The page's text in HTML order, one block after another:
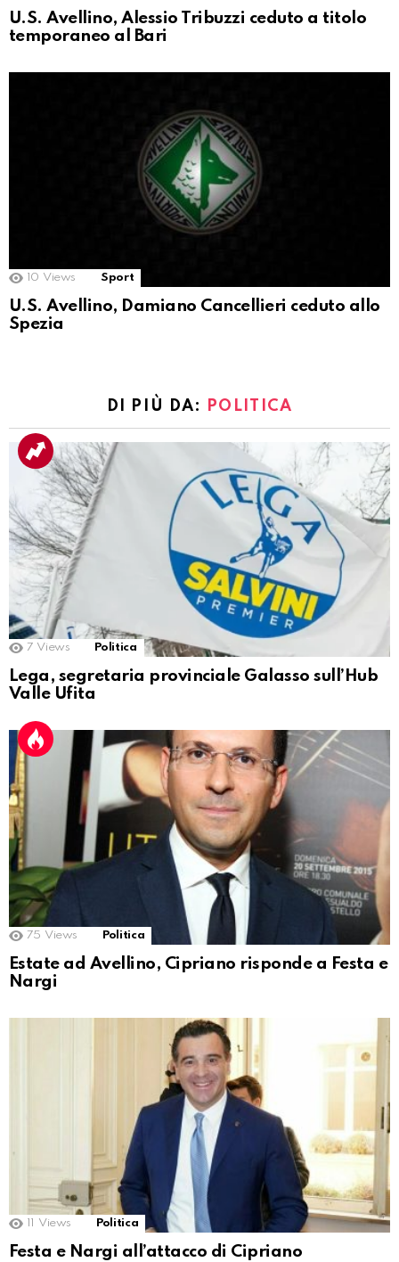
U.S. Avellino, Alessio Tribuzzi ceduto a titolo
temporaneo al Bari
10 Views Sport
U.S. Avellino, Damiano Cancellieri ceduto allo
Spezia
DI PIÙ DA: POLITICA
7 Views Politica
Lega, segretaria provinciale Galasso sull’Hub
Valle Ufita
75 Views Politica
Estate ad Avellino, Cipriano risponde a Festa e
Nargi
11 Views Politica
Festa e Nargi all’attacco di Cipriano